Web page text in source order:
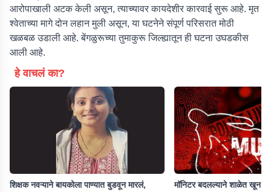
आरोपाखाली अटक केली असून, त्याच्यावर कायदेशीर कारवाई सुरू आहे. मृत
श्वेताच्या मागे दोन लहान मुली असून, या घटनेने संपूर्ण परिसरात मोठी
खळबळ उडाली आहे. बेंगळुरूच्या तुमाकुरू जिल्ह्यातून ही घटना उघडकीस
आली आहे.
हे वाचलं का?
शिक्षक नवऱ्याने बायकोला पाण्यात बुडवून मारलं,
मॉनिटर बदलल्याने शाळेत खून,